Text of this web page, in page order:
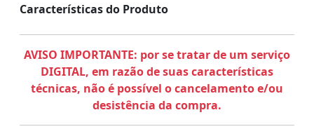
Características do Produto
AVISO IMPORTANTE: por se tratar de um serviço
DIGITAL, em razão de suas características
técnicas, não é possível o cancelamento e/ou
desistência da compra.